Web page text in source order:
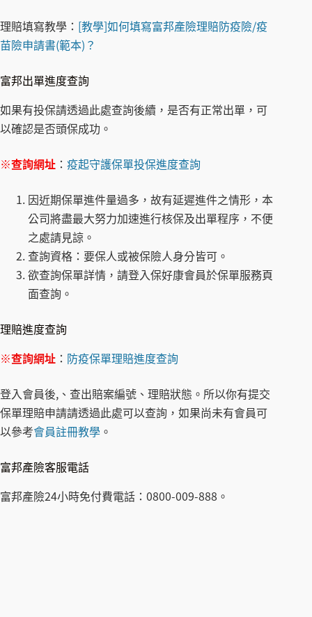
理賠填寫教學： [教學]如何填寫富邦產險理賠防疫險/疫
苗險申請書(範本)？
富邦出單進度查詢
如果有投保請透過此處查詢後續，是否有正常出單，可
以確認是否頭保成功。
※查詢網址 ： 疫起守護保單投保進度查詢
因近期保單進件量過多，故有延遲進件之情形，本
公司將盡最大努力加速進行核保及出單程序，不便
之處請見諒。
查詢資格：要保人或被保險人身分皆可。
欲查詢保單詳情，請登入保好康會員於保單服務頁
面查詢。
理賠進度查詢
※查詢網址 ： 防疫保單理賠進度查詢
登入會員後,、查出賠案編號、理賠狀態。所以你有提交
保單理賠申請請透過此處可以查詢，如果尚未有會員可
以參考會員註冊教學 。
富邦產險客服電話
富邦產險24小時免付費電話：0800-009-888。